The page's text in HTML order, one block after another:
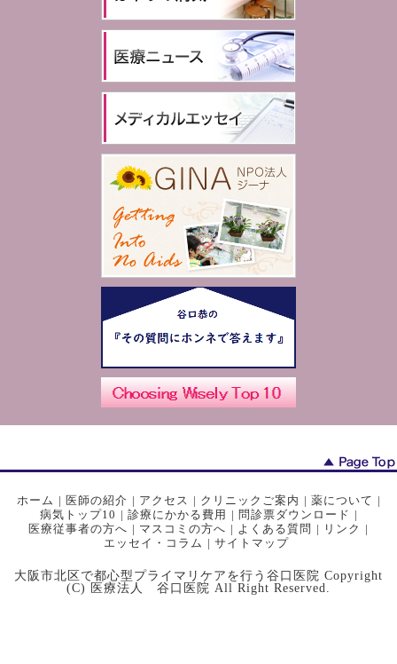
ホーム | 医師の紹介 | アクセス | クリニックご案内 | 薬について |
病気トップ10 | 診療にかかる費用 | 問診票ダウンロード |
医療従事者の方へ | マスコミの方へ | よくある質問 | リンク |
エッセイ・コラム | サイトマップ
大阪市北区で都心型プライマリケアを行う谷口医院 Copyright
(C) 医療法人 谷口医院 All Right Reserved.